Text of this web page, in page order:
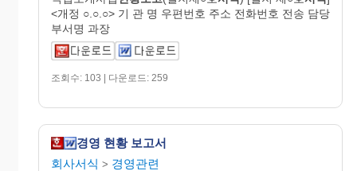
<개정 ○.○.○> 기 관 명 우편번호 주소 전화번호 전송 담당
부서명 과장
조회수: 103 | 다운로드: 259
경영 현황 보고서
회사서식 > 경영관련